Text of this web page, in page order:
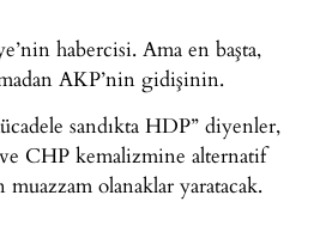
habercisi. Ama en başta,
AKP’nin gidişinin.
sandıkta HDP” diyenler,
CHP kemalizmine alternatif
olanaklar yaratacak.